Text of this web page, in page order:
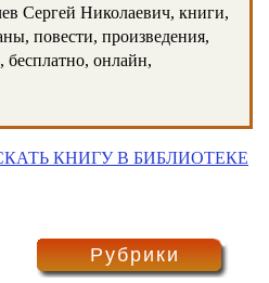
Сергей Николаевич, книги,
повести, произведения,
бесплатно, онлайн,
КНИГУ В БИБЛИОТЕКЕ
Рубрики